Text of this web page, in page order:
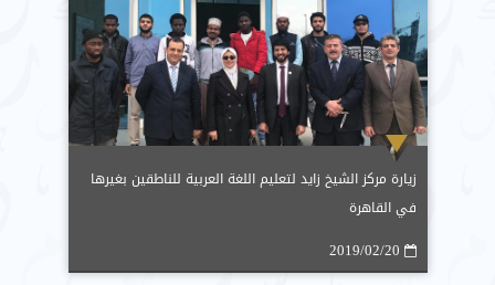
زيارة مركز الشيخ زايد لتعليم اللغة العربية للناطقين بغيرها
في القاهرة
2019/02/20